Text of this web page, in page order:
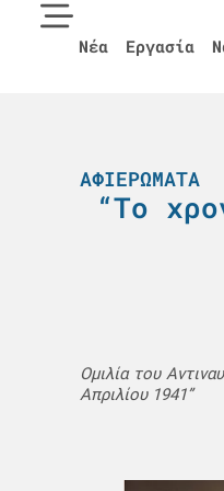
Νέα Εργασία
ΑΦΙΕΡΏΜΑΤΑ
“Το
Ομιλία του
Απριλίου 1941”